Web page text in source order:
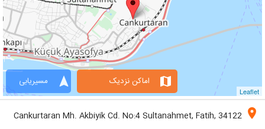
Leaflet
navigation مسیریابی map اماکن نزدیک
location_on
Cankurtaran Mh. Akbiyik Cd. No:4 Sultanahmet, Fatih, 34122